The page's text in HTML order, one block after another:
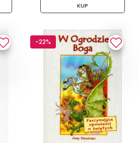
KUP
-22%